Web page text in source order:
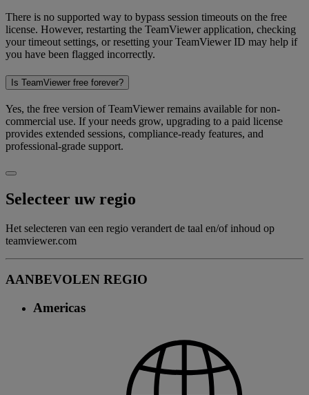
There is no supported way to bypass session timeouts on the free
license. However, restarting the TeamViewer application, checking
your timeout settings, or resetting your TeamViewer ID may help if
you have been flagged incorrectly.
Is TeamViewer free forever?
Yes, the free version of TeamViewer remains available for non-
commercial use. If your needs grow, upgrading to a paid license
provides extended sessions, compliance-ready features, and
professional-grade support.
Selecteer uw regio
Het selecteren van een regio verandert de taal en/of inhoud op
teamviewer.com
AANBEVOLEN REGIO
Americas